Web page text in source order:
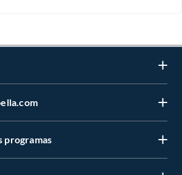
programas